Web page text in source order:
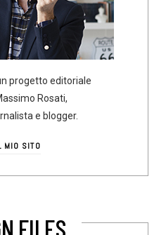
progetto editoriale
Rosati,
e blogger.
MIO SITO
FILES